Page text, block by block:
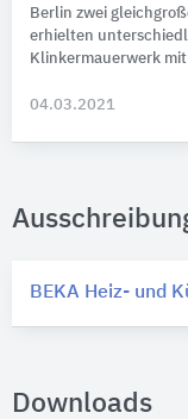
Berlin zwei
erhielten
Klinkermauerwerk
04.03.2021
BEKA Heiz- und
Downloads